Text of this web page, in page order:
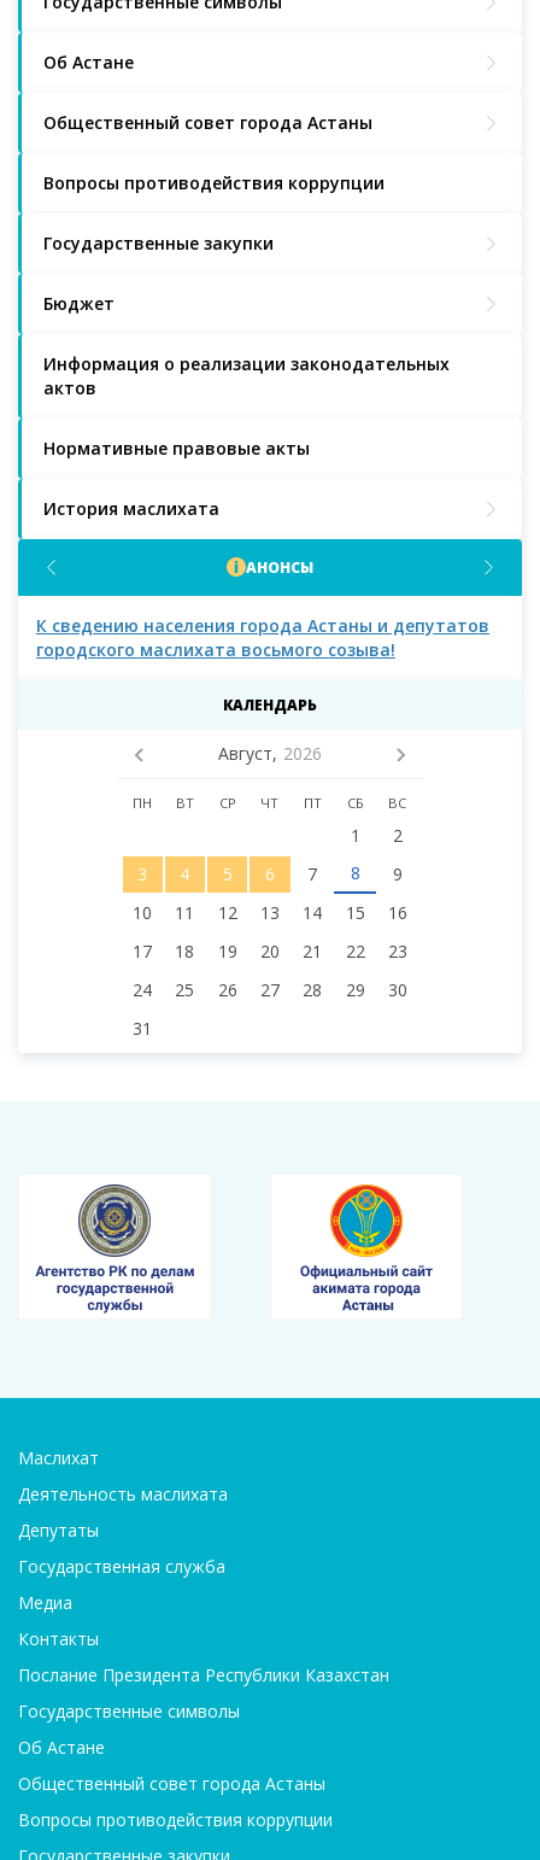
Об Астане
Общественный совет города Астаны
Вопросы противодействия коррупции
Государственные закупки
Бюджет
Информация о реализации законодательных
актов
Нормативные правовые акты
История маслихата
АНОНСЫ
К сведению населения города Астаны и депутатов
городского маслихата восьмого созыва!
КАЛЕНДАРЬ
Август, 2026
ПН ВТ СР ЧТ ПТ СБ ВС
1
2
3
4 5 6 7 8
9
10
11 12 13 14 15
16
17
18 19 20 21 22
23
24
25 26 27 28 29
30
31
Маслихат
Деятельность маслихата
Депутаты
Государственная служба
Медиа
Контакты
Послание Президента Республики Казахстан
Государственные символы
Об Астане
Общественный совет города Астаны
Вопросы противодействия коррупции